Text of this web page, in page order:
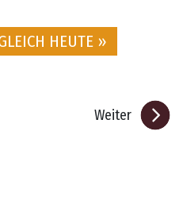
HEUTE »
Weiter